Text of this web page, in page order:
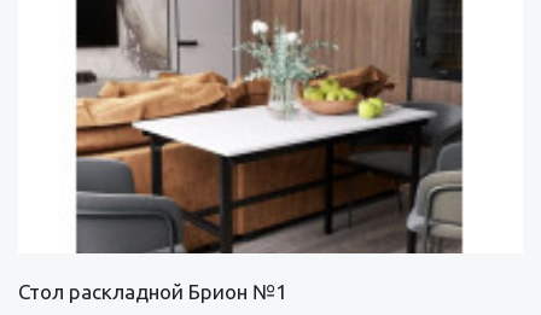
Стол раскладной Брион №1